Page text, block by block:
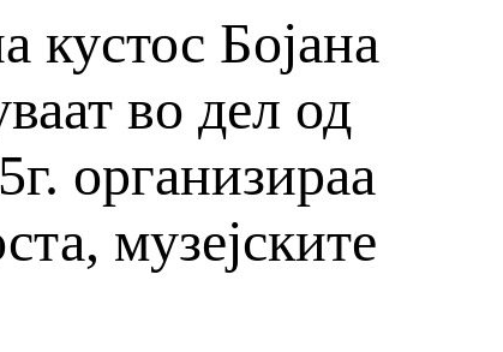
кустос Бојана
во дел од
организираа
музејските